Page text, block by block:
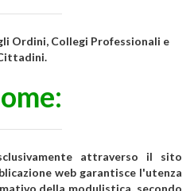
Ordini, Collegi Professionali e
attraverso il sito
web garantisce l'utenza